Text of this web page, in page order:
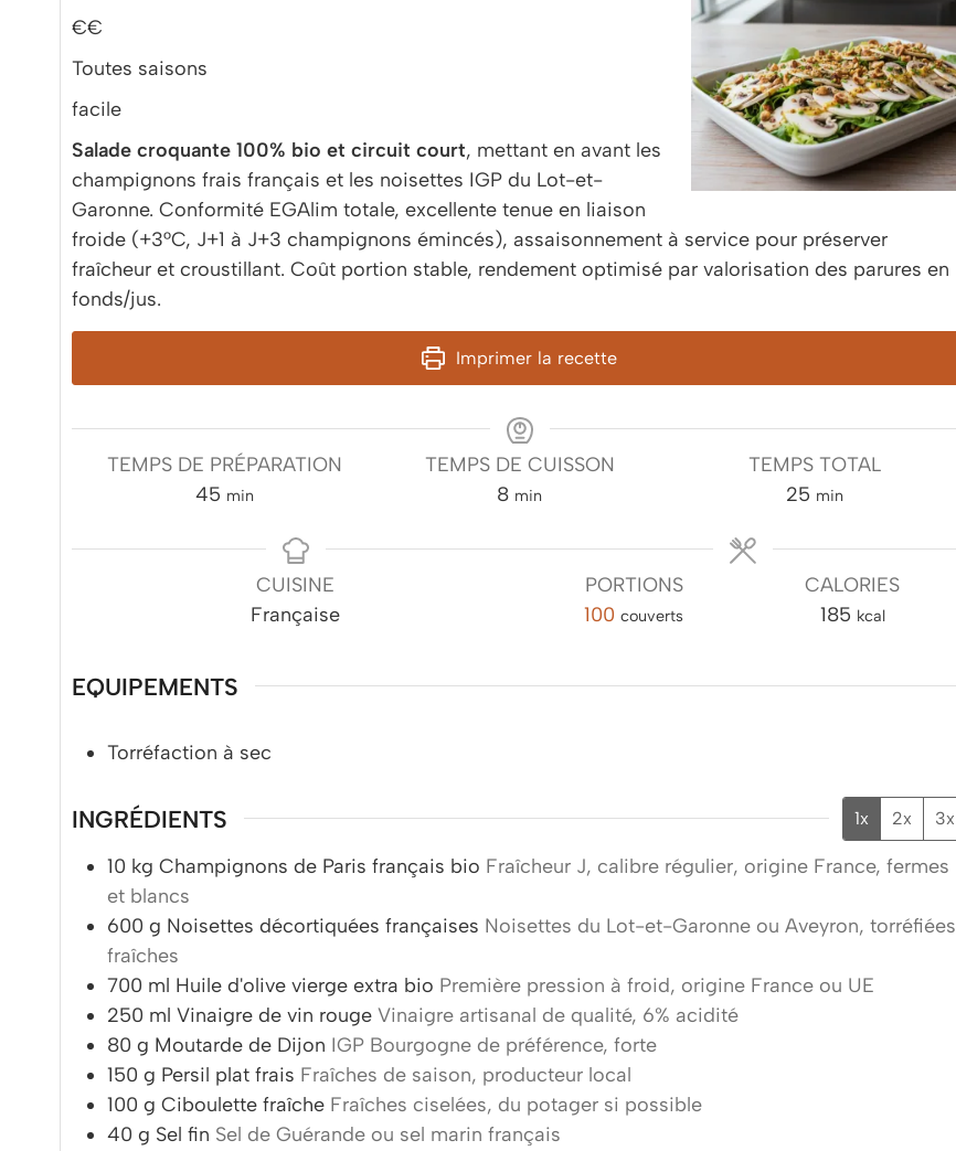
€€
Toutes saisons
facile
Salade croquante 100% bio et circuit court, mettant en avant les
champignons frais français et les noisettes IGP du Lot-et-
Garonne. Conformité EGAlim totale, excellente tenue en liaison
froide (+3°C, J+1 à J+3 champignons émincés), assaisonnement à service pour préserver
fraîcheur et croustillant. Coût portion stable, rendement optimisé par valorisation des parures en
fonds/jus.
Imprimer la recette
TEMPS DE PRÉPARATION
45 minutes
min
TEMPS DE CUISSON
8minutes
min
TEMPS TOTAL
25minutes
min
CUISINE
Française
PORTIONS
100 couverts
CALORIES
185 kcal
EQUIPEMENTS
Torréfaction à sec
INGRÉDIENTS 1x 2x 3x
10 kg Champignons de Paris français bio Fraîcheur J, calibre régulier, origine France, fermes
et blancs
600 g Noisettes décortiquées françaises Noisettes du Lot-et-Garonne ou Aveyron, torréfiées
fraîches
700 ml Huile d'olive vierge extra bio Première pression à froid, origine France ou UE
250 ml Vinaigre de vin rouge Vinaigre artisanal de qualité, 6% acidité
80 g Moutarde de Dijon IGP Bourgogne de préférence, forte
150 g Persil plat frais Fraîches de saison, producteur local
100 g Ciboulette fraîche Fraîches ciselées, du potager si possible
40 g Sel fin Sel de Guérande ou sel marin français